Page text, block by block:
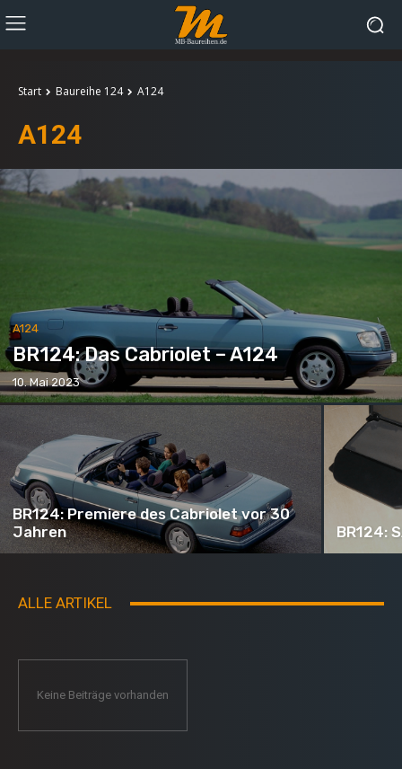
Start Baureihe 124 A124
A124
A124
BR124: Das Cabriolet – A124
10. Mai 2023
BR124: Premiere des Cabriolet vor 30
Jahren
BR124:
ALLE ARTIKEL
Keine Beiträge vorhanden